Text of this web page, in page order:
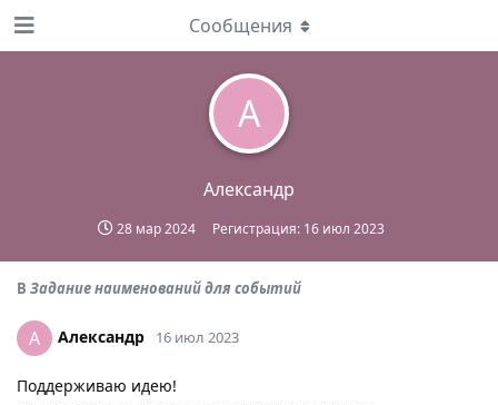
А
Александр
28 мар 2024 Регистрация: 16 июл 2023
Сообщения
В Задание наименований для событий
А Александр 16 июл 2023
Поддерживаю идею!